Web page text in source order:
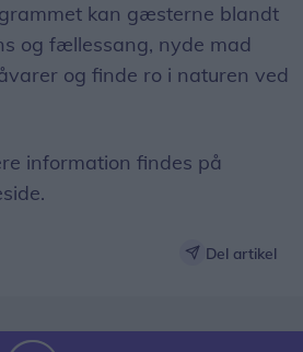
kan gæsterne blandt
og fællessang, nyde mad
og finde ro i naturen ved
information findes på
Del artikel